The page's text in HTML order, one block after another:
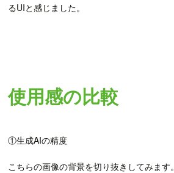
るUIと感じました。
使用感の比較
①生成AIの精度
こちらの画像の背景を切り抜きしてみます。